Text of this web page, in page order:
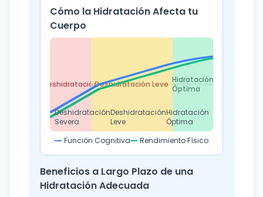
Cómo la Hidratación Afecta tu
Cuerpo
DeshidrataciónDeshidratación Leve Hidratación
Óptima
Deshidratación
Severa
Deshidratación
Leve
Hidratación
Óptima
Función Cognitiva
Rendimiento Físico
Beneficios a Largo Plazo de una
Hidratación Adecuada